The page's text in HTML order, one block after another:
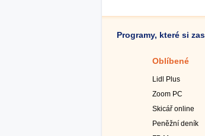
Programy, které si
Oblíbené
Lidl Plus
Zoom PC
Skicář online
Peněžní deník